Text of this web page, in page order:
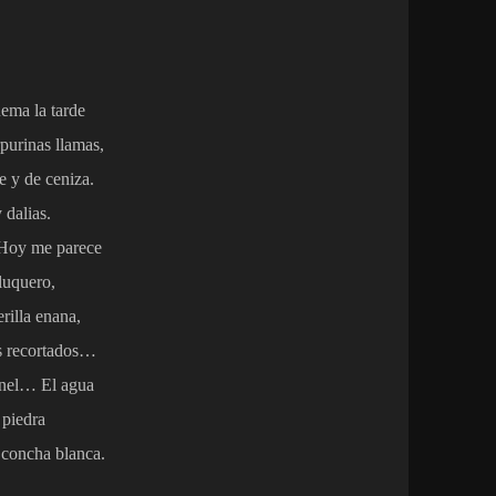
la tarde
llamas,
y de ceniza.
dalias.
me parece
enana,
recortados…
El agua
blanca.